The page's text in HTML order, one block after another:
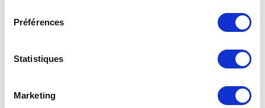
Préférences
Statistiques
Marketing
Caractéristiques et références produits
Exemples d’installations